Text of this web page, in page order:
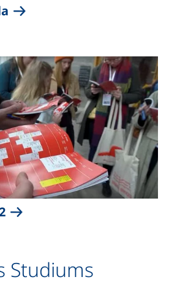
(externer Link, öffnet
(externer Link, öffnet
Studiums